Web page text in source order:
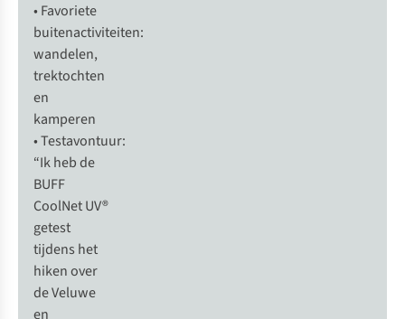
• Favoriete
buitenactiviteiten:
wandelen,
trektochten
en
kamperen
• Testavontuur:
“Ik heb de
BUFF
CoolNet UV®
getest
tijdens het
hiken over
de Veluwe
en